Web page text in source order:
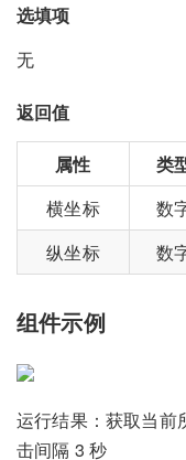
选填项
无
返回值
属性 类
横坐标
数
纵坐标
数
组件示例
运行结果：获取当前
击间隔 3 秒